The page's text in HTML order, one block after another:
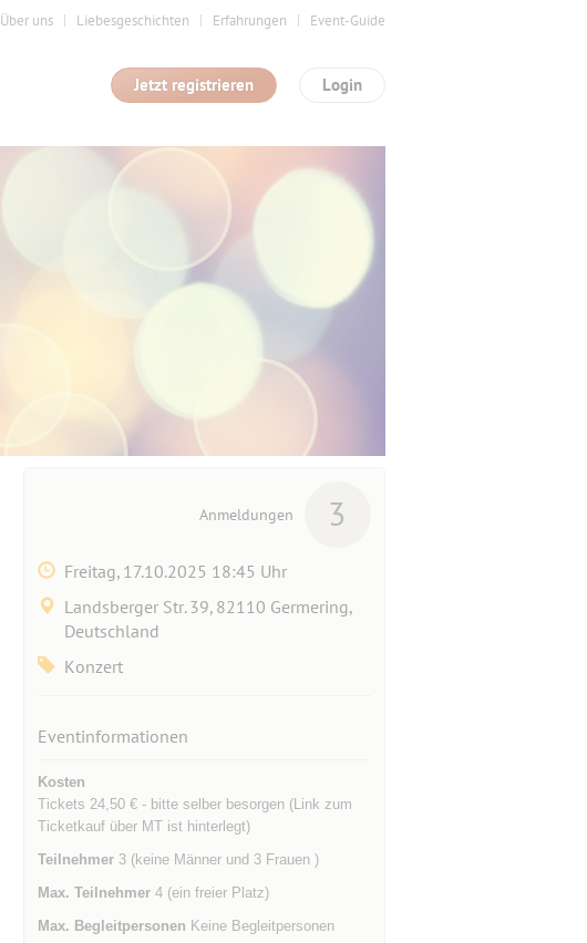
Über uns Liebesgeschichten Erfahrungen Event-Guide
Login
Jetzt registrieren
Anmeldungen 3
Freitag, 17.10.2025 18:45 Uhr
Landsberger Str. 39, 82110 Germering,
Deutschland
Konzert
Eventinformationen
Kosten
Tickets 24,50 € - bitte selber besorgen (Link zum
Ticketkauf über MT ist hinterlegt)
Teilnehmer3 (keine Männer und 3 Frauen )
Max. Teilnehmer4 (ein freier Platz)
Max. Begleitpersonen Keine Begleitpersonen